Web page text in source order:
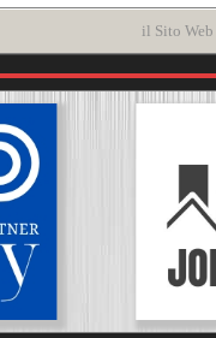
il Sito Web